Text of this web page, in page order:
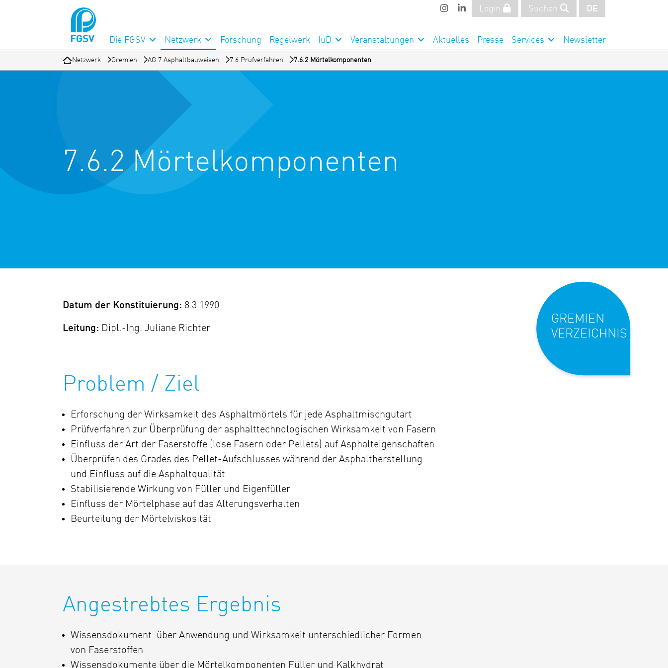
Die FGSV Netzwerk Forschung Regelwerk IuD Veranstaltungen Aktuelles Presse Services Newsletter
Login Suchen DE
Netzwerk Gremien AG 7 Asphaltbauweisen 7.6 Prüfverfahren 7.6.2 Mörtelkomponenten
7.6.2 Mörtelkomponenten
Datum der Konstituierung: 8.3.1990
Leitung: Dipl.-Ing. Juliane Richter
Problem / Ziel
Erforschung der Wirksamkeit des Asphaltmörtels für jede Asphaltmischgutart
Prüfverfahren zur Überprüfung der asphalttechnologischen Wirksamkeit von Fasern
Einfluss der Art der Faserstoffe (lose Fasern oder Pellets) auf Asphalteigenschaften
Überprüfen des Grades des Pellet-Aufschlusses während der Asphaltherstellung
und Einfluss auf die Asphaltqualität
Stabilisierende Wirkung von Füller und Eigenfüller
Einfluss der Mörtelphase auf das Alterungsverhalten
Beurteilung der Mörtelviskosität
Angestrebtes Ergebnis
Wissensdokument über Anwendung und Wirksamkeit unterschiedlicher Formen
von Faserstoffen
Wissensdokumente über die Mörtelkomponenten Füller und Kalkhydrat
GREMIEN
VERZEICHNIS